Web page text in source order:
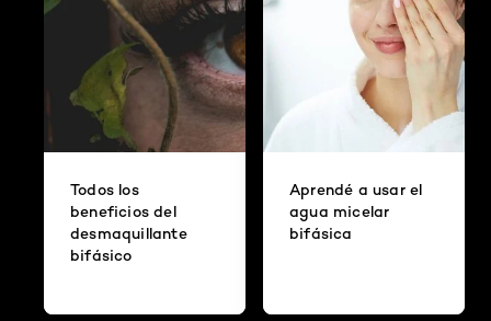
Todos los
beneficios del
desmaquillante
bifásico
Aprendé a usar el
agua micelar
bifásica